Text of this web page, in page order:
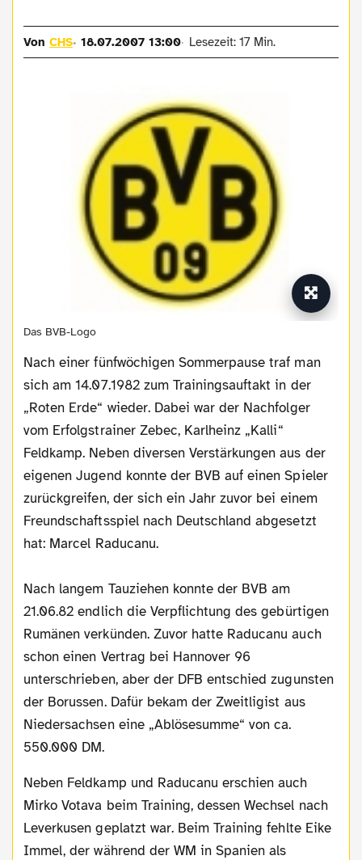
VonCHS 18.07.2007 13:00 Lesezeit: 17 Min.
Das BVB-Logo
Nach einer fünfwöchigen Sommerpause traf man
sich am 14.07.1982 zum Trainingsauftakt in der
„Roten Erde“ wieder. Dabei war der Nachfolger
vom Erfolgstrainer Zebec, Karlheinz „Kalli“
Feldkamp. Neben diversen Verstärkungen aus der
eigenen Jugend konnte der BVB auf einen Spieler
zurückgreifen, der sich ein Jahr zuvor bei einem
Freundschaftsspiel nach Deutschland abgesetzt
hat: Marcel Raducanu.
Nach langem Tauziehen konnte der BVB am
21.06.82 endlich die Verpflichtung des gebürtigen
Rumänen verkünden. Zuvor hatte Raducanu auch
schon einen Vertrag bei Hannover 96
unterschrieben, aber der DFB entschied zugunsten
der Borussen. Dafür bekam der Zweitligist aus
Niedersachsen eine „Ablösesumme“ von ca.
550.000 DM.
Neben Feldkamp und Raducanu erschien auch
Mirko Votava beim Training, dessen Wechsel nach
Leverkusen geplatzt war. Beim Training fehlte Eike
Immel, der während der WM in Spanien als